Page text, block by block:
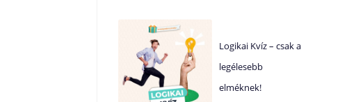
Logikai Kvíz – csak a
legélesebb
elméknek!